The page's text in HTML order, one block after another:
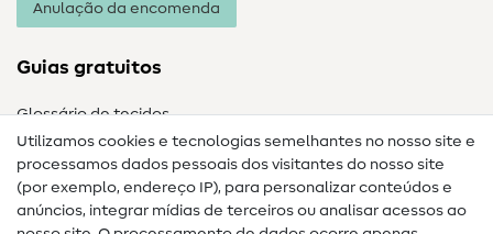
Anulação da encomenda
Guias gratuitos
Glossário de tecidos
Guias de costura
Utilizamos cookies e tecnologias semelhantes no nosso site e
processamos dados pessoais dos visitantes do nosso site
(por exemplo, endereço IP), para personalizar conteúdos e
anúncios, integrar mídias de terceiros ou analisar acessos ao